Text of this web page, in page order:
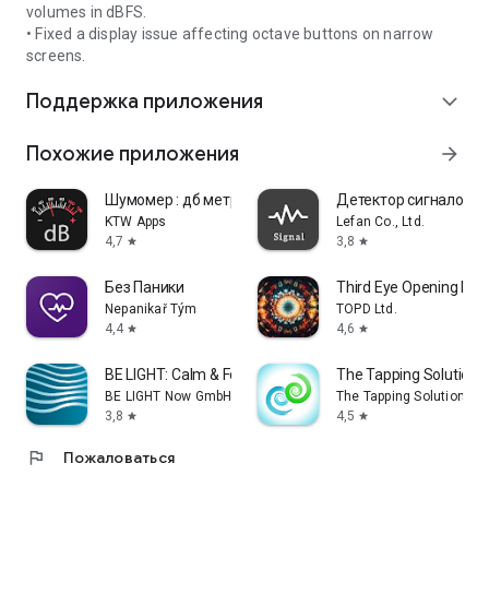
• Создание звуковых эффектов
volumes in dBFS.
• Fixed a display issue affecting octave buttons on narrow
screens.
Поддержка приложения expand_more
Похожие приложения arrow_forward
Шумомер : дб метр, SPL метр
KTW Apps
4,7 star
Детектор сигналов
Lefan Co., Ltd.
3,8 star
Без Паники
Nepanikař Tým
4,4 star
Third Eye Opening
TOPD Ltd.
4,6 star
BE LIGHT: Calm & Focus Boost
BE LIGHT Now GmbH
3,8 star
The Tapping Solution
The Tapping Solution,
4,5 star
flag Пожаловаться